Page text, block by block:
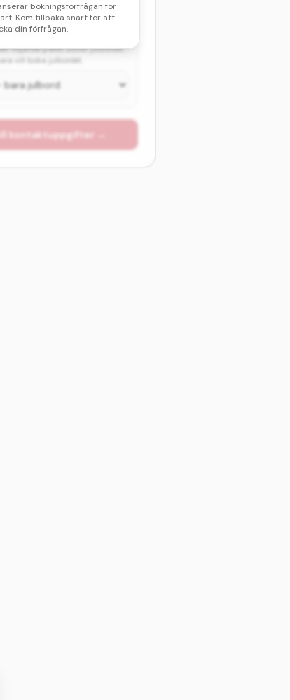
paket?(valfritt)
följande paket utöver julbordet.
vill boka julbordet.
kontaktuppgifter →
bokningsförfrågan för
Kom tillbaka snart för att
din förfrågan.